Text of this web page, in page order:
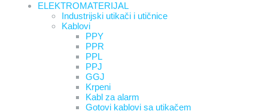
ELEKTROMATERIJAL
Industrijski utikači i utičnice
Kablovi
PPY
PPR
PPL
PPJ
GGJ
Krpeni
Kabl za alarm
Gotovi kablovi sa utikačem